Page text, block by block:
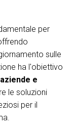
per
sulle
ha l'obiettivo
e
le soluzioni
per il